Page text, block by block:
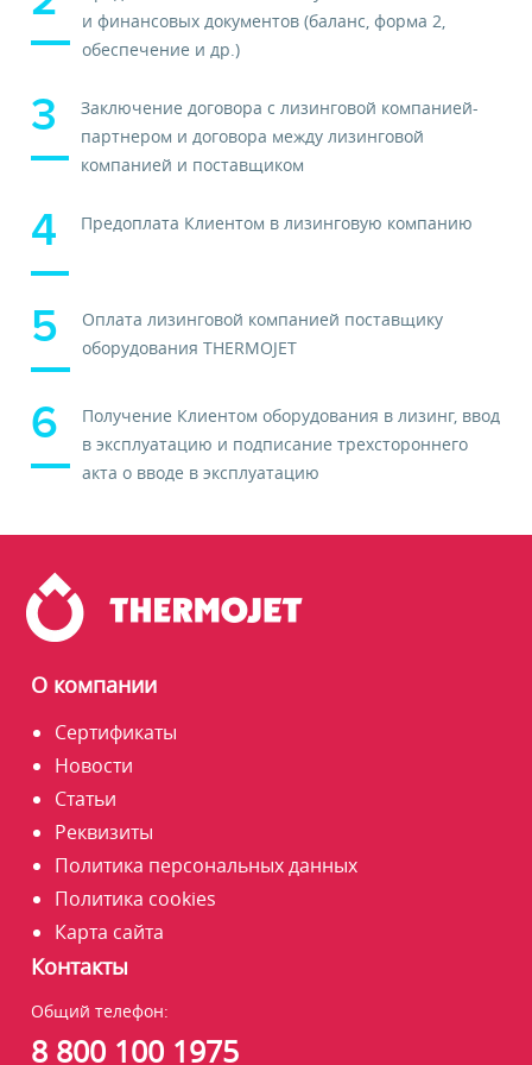
и финансовых документов (баланс, форма 2,
обеспечение и др.)
Заключение договора с лизинговой компанией-
партнером и договора между лизинговой
компанией и поставщиком
Предоплата Клиентом в лизинговую компанию
Оплата лизинговой компанией поставщику
оборудования THERMOJET
Получение Клиентом оборудования в лизинг, ввод
в эксплуатацию и подписание трехстороннего
акта о вводе в эксплуатацию
О компании
Сертификаты
Новости
Статьи
Реквизиты
Политика персональных данных
Политика cookies
Карта сайта
Контакты
Общий телефон:
8 800 100 1975